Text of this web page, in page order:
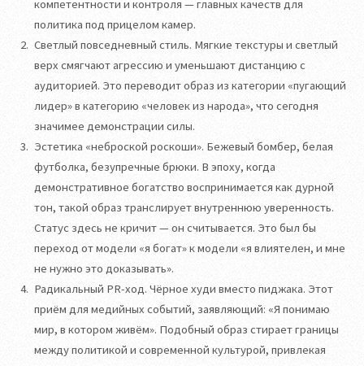
компетентности и контроля — главных качеств для
политика под прицелом камер.
Светлый повседневный стиль. Мягкие текстуры и светлый
верх смягчают агрессию и уменьшают дистанцию с
аудиторией. Это переводит образ из категории «пугающий
лидер» в категорию «человек из народа», что сегодня
значимее демонстрации силы.
Эстетика «неброской роскоши». Бежевый бомбер, белая
футболка, безупречные брюки. В эпоху, когда
демонстративное богатство воспринимается как дурной
тон, такой образ транслирует внутреннюю уверенность.
Статус здесь не кричит — он считывается. Это был бы
переход от модели «я богат» к модели «я влиятелен, и мне
не нужно это доказывать».
Радикальный PR-ход. Чёрное худи вместо пиджака. Этот
приём для медийных событий, заявляющий: «Я понимаю
мир, в котором живём». Подобный образ стирает границы
между политикой и современной культурой, привлекая